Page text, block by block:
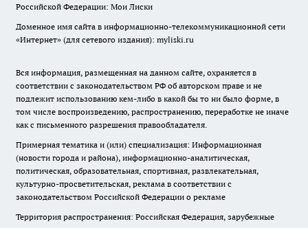
Российской Федерации: Мои Лиски
Доменное имя сайта в информационно-телекоммуникационной сети
«Интернет» (для сетевого издания): myliski.ru
Вся информация, размещенная на данном сайте, охраняется в
соответствии с законодательством РФ об авторском праве и не
подлежит использованию кем-либо в какой бы то ни было форме, в
том числе воспроизведению, распространению, переработке не иначе
как с письменного разрешения правообладателя.
Примерная тематика и (или) специализация: Информационная
(новости города и района), информационно-аналитическая,
политическая, образовательная, спортивная, развлекательная,
культурно-просветительская, реклама в соответствии с
законодательством Российской Федерации о рекламе
Территория распространения: Российская Федерация, зарубежные